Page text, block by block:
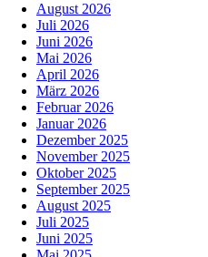
August 2026
Juli 2026
Juni 2026
Mai 2026
April 2026
März 2026
Februar 2026
Januar 2026
Dezember 2025
November 2025
Oktober 2025
September 2025
August 2025
Juli 2025
Juni 2025